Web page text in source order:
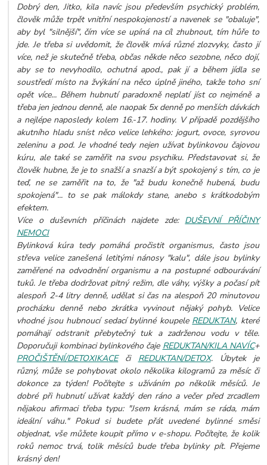
Dobrý den, Jitko, kila navíc jsou především psychický problém,
člověk může trpět vnitřní nespokojeností a navenek se "obaluje",
aby byl "silnější", čím více se upíná na cíl zhubnout, tím hůře to
jde. Je třeba si uvědomit, že člověk mívá různé zlozvyky, často jí
více, než je skutečně třeba, občas někde něco sezobne, něco dojí,
aby se to nevyhodilo, ochutná apod., pak jí a během jídla se
soustředí místo na žvýkání na něco úplně jiného, takže toho sní
opět více... Během hubnutí paradoxně neplatí jíst co nejméně a
třeba jen jednou denně, ale naopak 5x denně po menších dávkách
a nejlépe naposledy kolem 16.-17. hodiny. V případě pozdějšího
akutního hladu sníst něco velice lehkého: jogurt, ovoce, syrovou
zeleninu a pod. Je vhodné tedy nejen užívat bylinkovou čajovou
kúru, ale také se zaměřit na svou psychiku. Představovat si, že
člověk hubne, že je to snažší a snazší a být spokojený s tím, co je
teď, ne se zaměřit na to, že "až budu konečně hubená, budu
spokojená"... to se pak málokdy stane, anebo s krátkodobým
efektem.
Více o duševních příčinách najdete zde: DUŠEVNÍ PŘÍČINY
NEMOCI
Bylinková kúra tedy pomáhá pročistit organismus, často jsou
střeva velice zanešená letitými nánosy "kalu", dále jsou bylinky
zaměřené na odvodnění organismu a na postupné odbourávání
tuků. Je třeba dodržovat pitný režim, dle váhy, výšky a počasí pít
alespoň 2-4 litry denně, udělat si čas na alespoň 20 minutovou
procházku denně nebo zkrátka vyvinout nějaký pohyb. Velice
vhodné jsou hubnoucí sedací bylinné koupele REDUKTAN, které
pomáhají odstranit přebytečný tuk a zadrženou vodu v těle.
Doporučuji kombinaci bylinkového čaje REDUKTAN/KILA NAVÍC+
PROČIŠTĚNÍ/DETOXIKACEči REDUKTAN/DETOX. Úbytek je
různý, může se pohybovat okolo několika kilogramů za měsíc či
dokonce za týden! Počítejte s užíváním po několik měsíců. Je
dobré při hubnutí užívat každý den ráno a večer před zrcadlem
nějakou afirmaci třeba typu: "Jsem krásná, mám se ráda, mám
ideální váhu." Pokud si budete přát uvedené bylinné směsi
objednat, vše můžete koupit přímo v e-shopu. Počítejte, že kolik
roků nemoc trvá, tolik měsíců bude třeba bylinky pít. Přejeme
krásný den!